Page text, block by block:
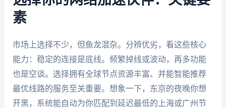
素
市场上选择不少，但鱼龙混杂。分辨优劣，看这些核心
能力：稳定的连接是底线。频繁掉线或波动，再多功能
也是空谈。选择拥有全球节点资源丰富、并能智能推荐
最优线路的服务至关重要。想象一下，东京的夜晚你想
开黑，系统能自动为你匹配到延迟最低的上海或广州节